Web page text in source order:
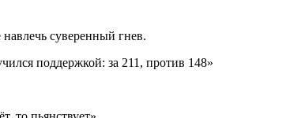
суверенный гнев.
поддержкой: за 211, против 148»